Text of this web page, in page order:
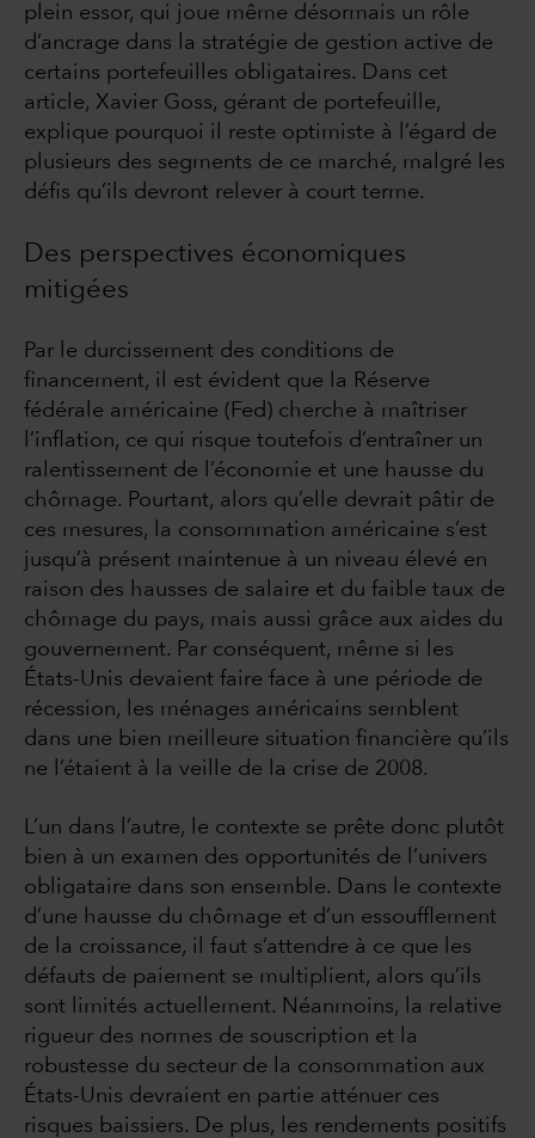
plein essor, qui joue même désormais un rôle
d’ancrage dans la stratégie de gestion active de
certains portefeuilles obligataires. Dans cet
article, Xavier Goss, gérant de portefeuille,
explique pourquoi il reste optimiste à l’égard de
plusieurs des segments de ce marché, malgré les
défis qu’ils devront relever à court terme.
Des perspectives économiques
mitigées
Par le durcissement des conditions de
financement, il est évident que la Réserve
fédérale américaine (Fed) cherche à maîtriser
l’inflation, ce qui risque toutefois d’entraîner un
ralentissement de l’économie et une hausse du
chômage. Pourtant, alors qu’elle devrait pâtir de
ces mesures, la consommation américaine s’est
jusqu’à présent maintenue à un niveau élevé en
raison des hausses de salaire et du faible taux de
chômage du pays, mais aussi grâce aux aides du
gouvernement. Par conséquent, même si les
États-Unis devaient faire face à une période de
récession, les ménages américains semblent
dans une bien meilleure situation financière qu’ils
ne l’étaient à la veille de la crise de 2008.
L’un dans l’autre, le contexte se prête donc plutôt
bien à un examen des opportunités de l’univers
obligataire dans son ensemble. Dans le contexte
d’une hausse du chômage et d’un essoufflement
de la croissance, il faut s’attendre à ce que les
défauts de paiement se multiplient, alors qu’ils
sont limités actuellement. Néanmoins, la relative
rigueur des normes de souscription et la
robustesse du secteur de la consommation aux
États-Unis devraient en partie atténuer ces
risques baissiers. De plus, les rendements positifs